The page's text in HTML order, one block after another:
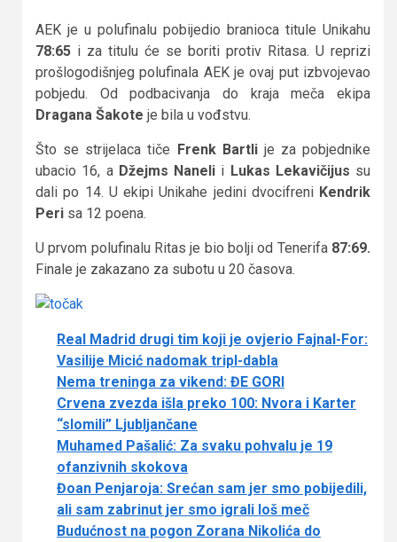
AEK je u polufinalu pobijedio branioca titule Unikahu
78:65 i za titulu će se boriti protiv Ritasa. U reprizi
prošlogodišnjeg polufinala AEK je ovaj put izbvojevao
pobjedu. Od podbacivanja do kraja meča ekipa
Dragana Šakote je bila u vođstvu.
Što se strijelaca tiče Frenk Bartlije za pobjednike
ubacio 16, a Džejms Naneli i Lukas Lekavičijus su
dali po 14. U ekipi Unikahe jedini dvocifreni Kendrik
Peri sa 12 poena.
U prvom polufinalu Ritas je bio bolji od Tenerifa 87:69.
Finale je zakazano za subotu u 20 časova.
Real Madrid drugi tim koji je ovjerio Fajnal-For:
Vasilije Micić nadomak tripl-dabla
Nema treninga za vikend: ĐE GORI
Crvena zvezda išla preko 100: Nvora i Karter
“slomili” Ljubljančane
Muhamed Pašalić: Za svaku pohvalu je 19
ofanzivnih skokova
Đoan Penjaroja: Srećan sam jer smo pobijedili,
ali sam zabrinut jer smo igrali loš meč
Budućnost na pogon Zorana Nikolića do